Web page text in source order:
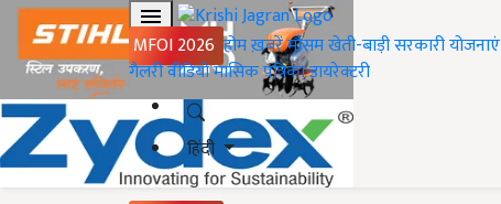
MFOI 2026 होमख़बरेंमौसमखेती-बाड़ीसरकारी योजनाएं
गैलरीवीडियोमासिक पत्रिकाडायरेक्टरी
हिंदी